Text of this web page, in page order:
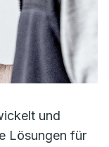
und
Lösungen für